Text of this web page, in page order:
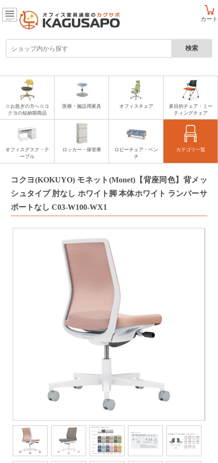
カート
メニュー
☆お急ぎの方へ☆コ
クヨの短納期商品
医療・施設用家具 オフィスチェア
多目的チェア・ミー
ティングチェア
オフィスデスク・テ
ーブル
ロッカー・保管庫
ロビーチェア・ベン
チ
カテゴリ一覧
コクヨ(KOKUYO) モネット(Monet)【背座同色】背メッ
シュタイプ 肘なし ホワイト脚 本体ホワイト ランバーサ
ポートなし C03-W100-WX1